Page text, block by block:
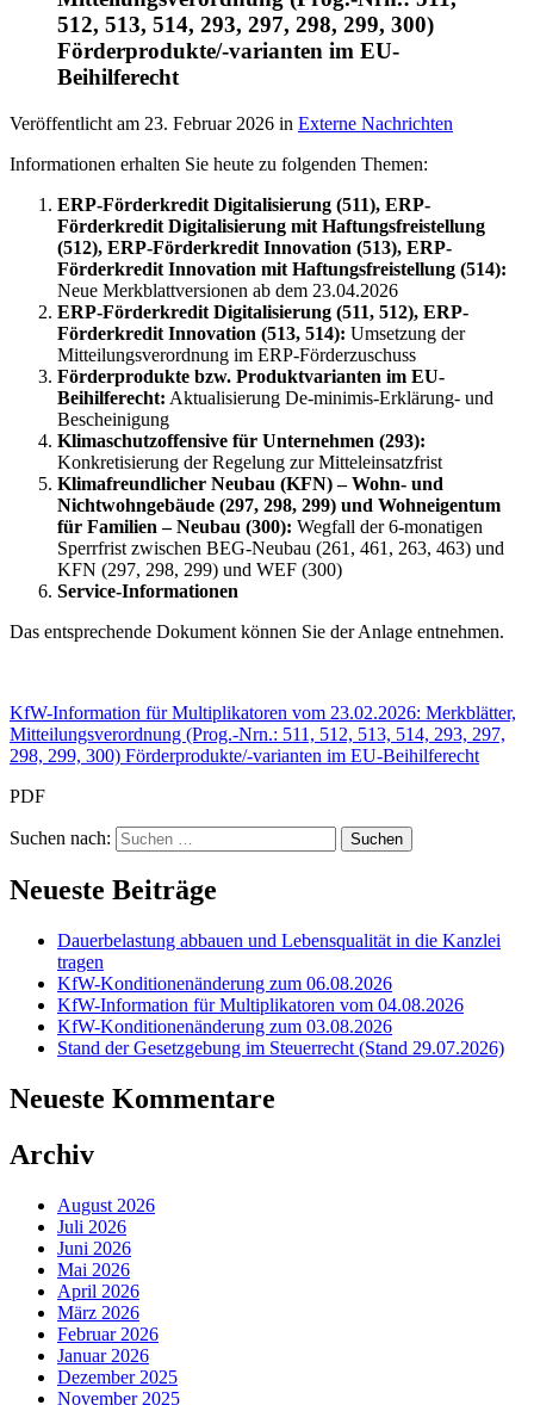
512, 513, 514, 293, 297, 298, 299, 300)
Förderprodukte/-varianten im EU-
Beihilferecht
Veröffentlicht am 23. Februar 2026 in Externe Nachrichten
Informationen erhalten Sie heute zu folgenden Themen:
ERP-Förderkredit Digitalisierung (511), ERP-
Förderkredit Digitalisierung mit Haftungsfreistellung
(512), ERP-Förderkredit Innovation (513), ERP-
Förderkredit Innovation mit Haftungsfreistellung (514):
Neue Merkblattversionen ab dem 23.04.2026
ERP-Förderkredit Digitalisierung (511, 512), ERP-
Förderkredit Innovation (513, 514): Umsetzung der
Mitteilungsverordnung im ERP-Förderzuschuss
Förderprodukte bzw. Produktvarianten im EU-
Beihilferecht: Aktualisierung De-minimis-Erklärung- und
Bescheinigung
Klimaschutzoffensive für Unternehmen (293):
Konkretisierung der Regelung zur Mitteleinsatzfrist
Klimafreundlicher Neubau (KFN) – Wohn- und
Nichtwohngebäude (297, 298, 299) und Wohneigentum
für Familien – Neubau (300): Wegfall der 6-monatigen
Sperrfrist zwischen BEG-Neubau (261, 461, 263, 463) und
KFN (297, 298, 299) und WEF (300)
Service-Informationen
Das entsprechende Dokument können Sie der Anlage entnehmen.
KfW-Information für Multiplikatoren vom 23.02.2026: Merkblätter,
Mitteilungsverordnung (Prog.-Nrn.: 511, 512, 513, 514, 293, 297,
298, 299, 300) Förderprodukte/-varianten im EU-Beihilferecht
PDF
Suchen nach:
Neueste Beiträge
Dauerbelastung abbauen und Lebensqualität in die Kanzlei
tragen
KfW-Konditionenänderung zum 06.08.2026
KfW-Information für Multiplikatoren vom 04.08.2026
KfW-Konditionenänderung zum 03.08.2026
Stand der Gesetzgebung im Steuerrecht (Stand 29.07.2026)
Neueste Kommentare
Archiv
August 2026
Juli 2026
Juni 2026
Mai 2026
April 2026
März 2026
Februar 2026
Januar 2026
Dezember 2025
November 2025